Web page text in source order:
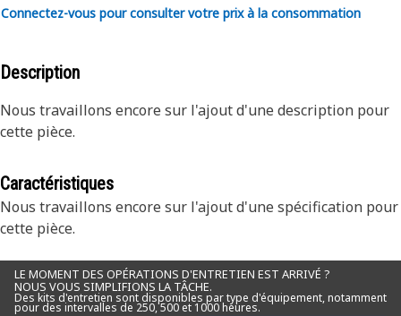
Connectez-vous pour consulter votre prix à la consommation
Description
Nous travaillons encore sur l'ajout d'une description pour
cette pièce.
Caractéristiques
Nous travaillons encore sur l'ajout d'une spécification pour
cette pièce.
LE MOMENT DES OPÉRATIONS D'ENTRETIEN EST ARRIVÉ ?
NOUS VOUS SIMPLIFIONS LA TÂCHE.
Des kits d'entretien sont disponibles par type d'équipement, notamment
pour des intervalles de 250, 500 et 1000 heures.